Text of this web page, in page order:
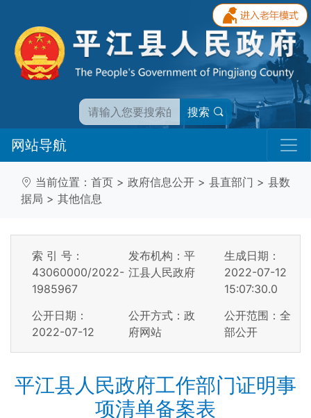
搜索
网站导航
当前位置： 首页 > 政府信息公开 > 县直部门 > 县数
据局 > 其他信息
索 引 号：
43060000/2022-
1985967
发布机构：平
江县人民政府
生成日期：
2022-07-12
15:07:30.0
公开日期：
2022-07-12
公开方式：政
府网站
公开范围：全
部公开
平江县人民政府工作部门证明事
项清单备案表